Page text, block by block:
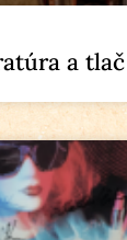
a tlač